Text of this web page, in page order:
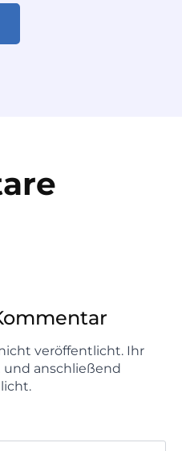
veröffentlicht. Ihr
anschließend